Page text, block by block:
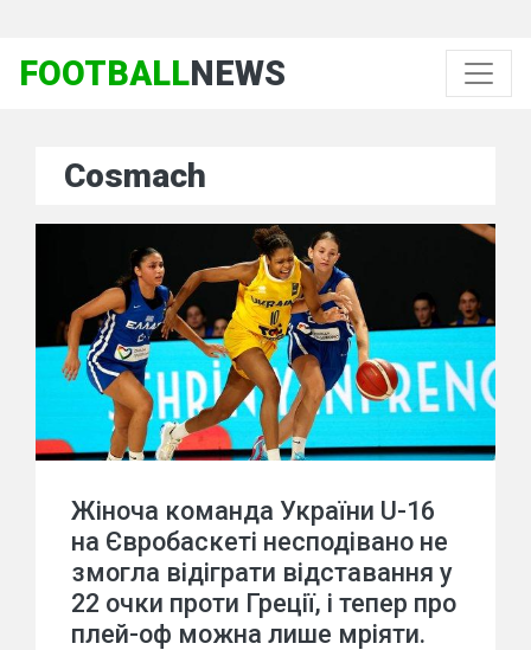
FOOTBALLNEWS
Cosmach
Жіноча команда України U-16
на Євробаскеті несподівано не
змогла відіграти відставання у
22 очки проти Греції, і тепер про
плей-оф можна лише мріяти.